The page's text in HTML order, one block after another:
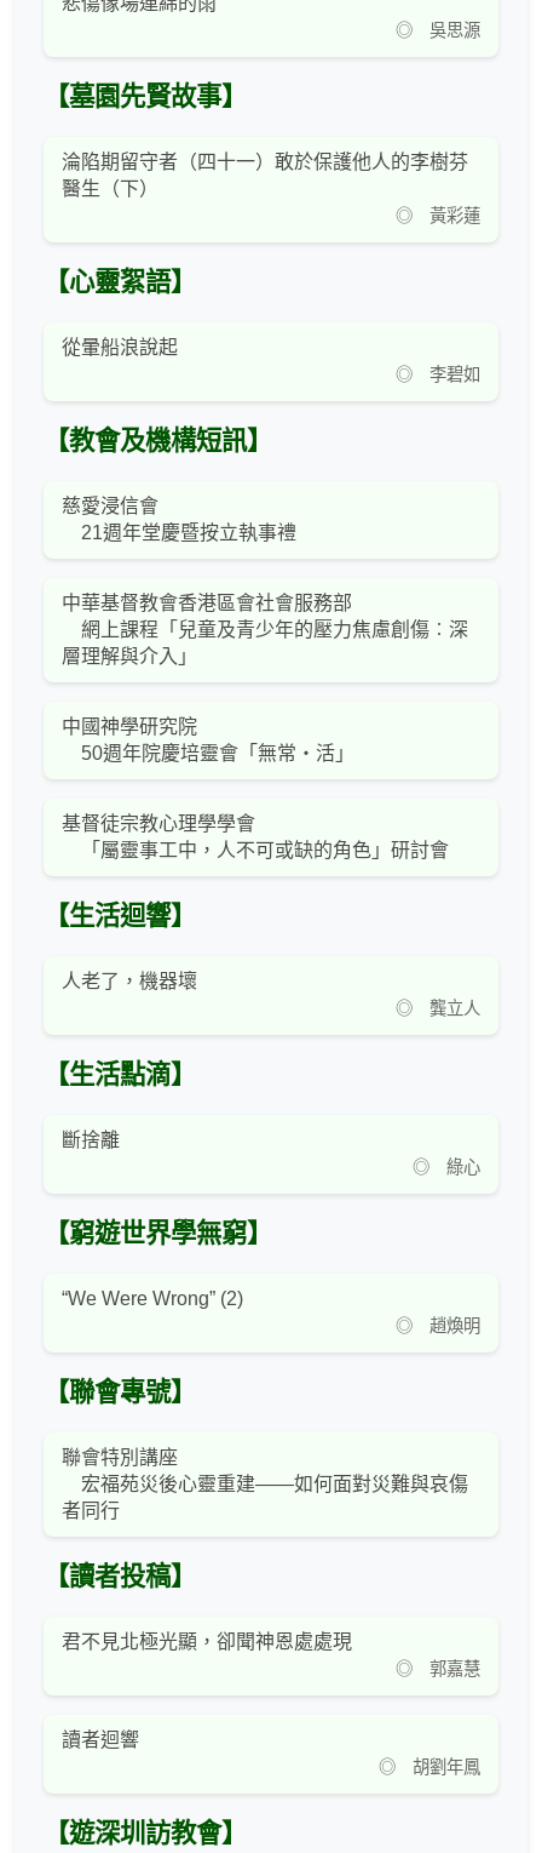
◎ 吳思源
【墓園先賢故事】
淪陷期留守者（四十一）敢於保護他人的李樹芬
醫生（下）
◎ 黃彩蓮
【心靈絮語】
從暈船浪說起
◎ 李碧如
【教會及機構短訊】
慈愛浸信會
21週年堂慶暨按立執事禮
中華基督教會香港區會社會服務部
網上課程「兒童及青少年的壓力焦慮創傷︰深
層理解與介入」
中國神學研究院
50週年院慶培靈會「無常‧活」
基督徒宗教心理學學會
「屬靈事工中，人不可或缺的角色」研討會
【生活迴響】
人老了，機器壞
◎ 龔立人
【生活點滴】
斷捨離
◎ 綠心
【窮遊世界學無窮】
“We Were Wrong” (2)
◎ 趙煥明
【聯會專號】
聯會特別講座
宏福苑災後心靈重建——如何面對災難與哀傷
者同行
【讀者投稿】
君不見北極光顯，卻聞神恩處處現
◎ 郭嘉慧
讀者迴響
◎ 胡劉年鳳
【遊深圳訪教會】